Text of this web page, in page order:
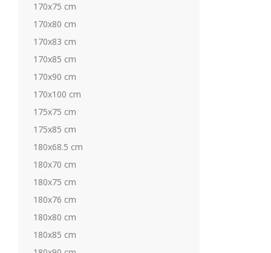
170x75 cm
170x80 cm
170x83 cm
170x85 cm
170x90 cm
170x100 cm
175x75 cm
175x85 cm
180x68.5 cm
180x70 cm
180x75 cm
180x76 cm
180x80 cm
180x85 cm